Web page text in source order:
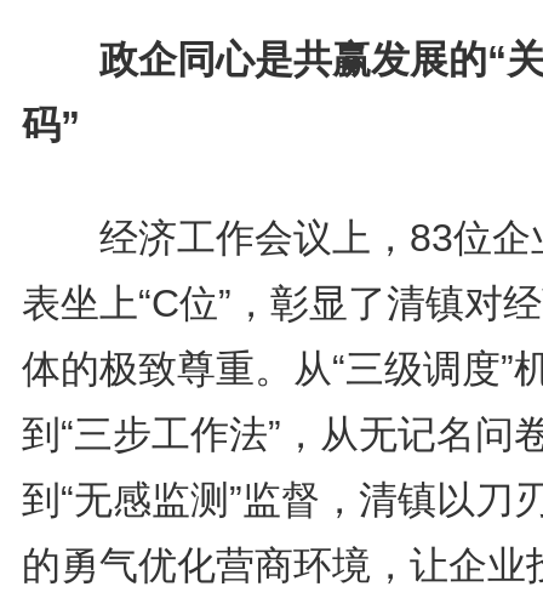
政企同心是共赢发展的“
码”
经济工作会议上，83位企
表坐上“C位”，彰显了清镇对
体的极致尊重。从“三级调度”
到“三步工作法”，从无记名问
到“无感监测”监督，清镇以刀
的勇气优化营商环境，让企业